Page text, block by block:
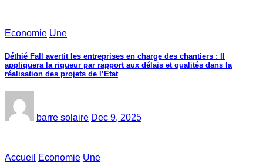
Economie Une
Déthié Fall avertit les entreprises en charge des chantiers : Il
appliquera la rigueur par rapport aux délais et qualités dans la
réalisation des projets de l’Etat
barre solaire Dec 9, 2025
Accueil Economie Une